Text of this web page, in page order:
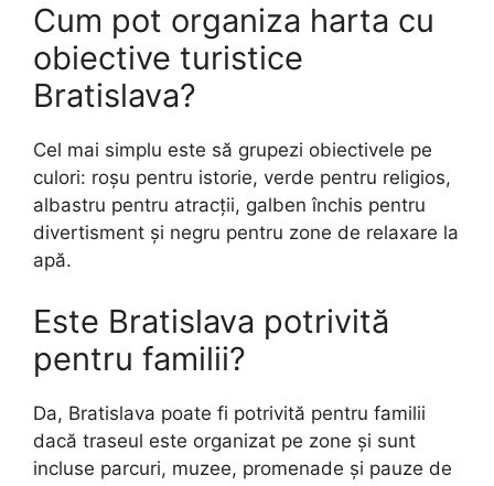
Cum pot organiza harta cu
obiective turistice
Bratislava?
Cel mai simplu este să grupezi obiectivele pe
culori: roșu pentru istorie, verde pentru religios,
albastru pentru atracții, galben închis pentru
divertisment și negru pentru zone de relaxare la
apă.
Este Bratislava potrivită
pentru familii?
Da, Bratislava poate fi potrivită pentru familii
dacă traseul este organizat pe zone și sunt
incluse parcuri, muzee, promenade și pauze de